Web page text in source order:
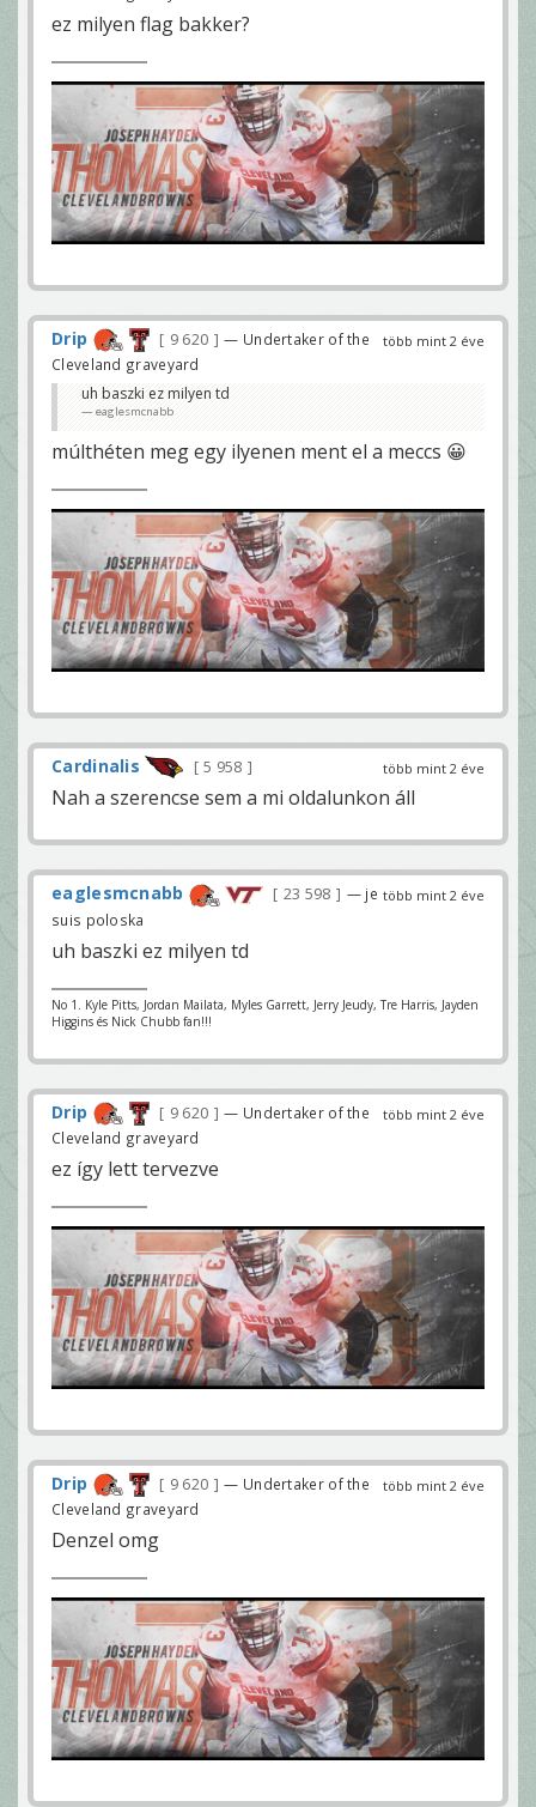
ez milyen flag bakker?
több mint 2 éve
Drip 9 620
— Undertaker of the
Cleveland graveyard
uh baszki ez milyen td
eaglesmcnabb
múlthéten meg egy ilyenen ment el a meccs 😀
több mint 2 éve
Cardinalis 5 958
Nah a szerencse sem a mi oldalunkon áll
több mint 2 éve
eaglesmcnabb 23 598
— je
suis poloska
uh baszki ez milyen td
No 1. Kyle Pitts, Jordan Mailata, Myles Garrett, Jerry Jeudy, Tre Harris, Jayden
Higgins és Nick Chubb fan!!!
több mint 2 éve
Drip 9 620
— Undertaker of the
Cleveland graveyard
ez így lett tervezve
több mint 2 éve
Drip 9 620
— Undertaker of the
Cleveland graveyard
Denzel omg